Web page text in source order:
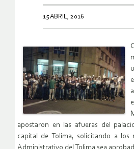
15 ABRIL, 2016
apostaron en las afueras del
capital de Tolima, solicitando a los